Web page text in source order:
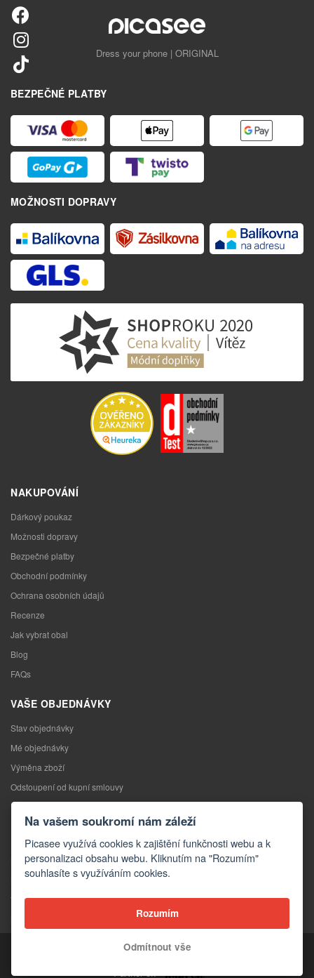
Dress your phone | ORIGINAL
BEZPEČNÉ PLATBY
MOŽNOSTI DOPRAVY
NAKUPOVÁNÍ
Dárkový poukaz
Možnosti dopravy
Bezpečné platby
Obchodní podmínky
Ochrana osobních údajů
Recenze
Jak vybrat obal
Blog
FAQs
VAŠE OBJEDNÁVKY
Stav objednávky
Mé objednávky
Výměna zboží
Odstoupení od kupní smlouvy
Reklamace
Kontakty
Kontaktní formulář
Velkoobchod
Copyright © 2026 Picasee
Partner of:
Na vašem soukromí nám záleží
Picasee využívá cookies k zajištění funkčnosti webu a k
personalizaci obsahu webu. Kliknutím na "Rozumím"
souhlasíte s využíváním cookies.
Rozumím
Odmítnout vše